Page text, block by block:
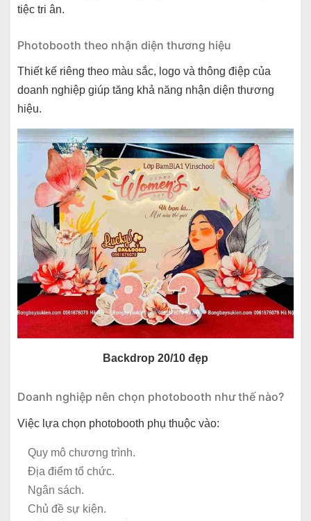
tiệc tri ân.
Photobooth theo nhận diện thương hiệu
Thiết kế riêng theo màu sắc, logo và thông điệp của
doanh nghiệp giúp tăng khả năng nhận diện thương
hiệu.
Backdrop 20/10 đẹp
Doanh nghiệp nên chọn photobooth như thế nào?
Việc lựa chọn photobooth phụ thuộc vào:
Quy mô chương trình.
Địa điểm tổ chức.
Ngân sách.
Chủ đề sự kiện.